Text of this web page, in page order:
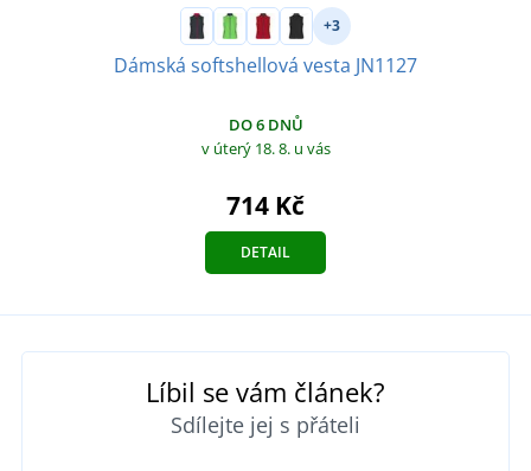
+3
Dámská softshellová vesta JN1127
DO 6 DNŮ
v úterý 18. 8. u vás
714 Kč
DETAIL
Líbil se vám článek?
Sdílejte jej s přáteli